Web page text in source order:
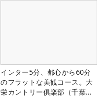
インター5分、都心から60分
のフラットな美観コース。大
栄カントリー俱楽部（千葉